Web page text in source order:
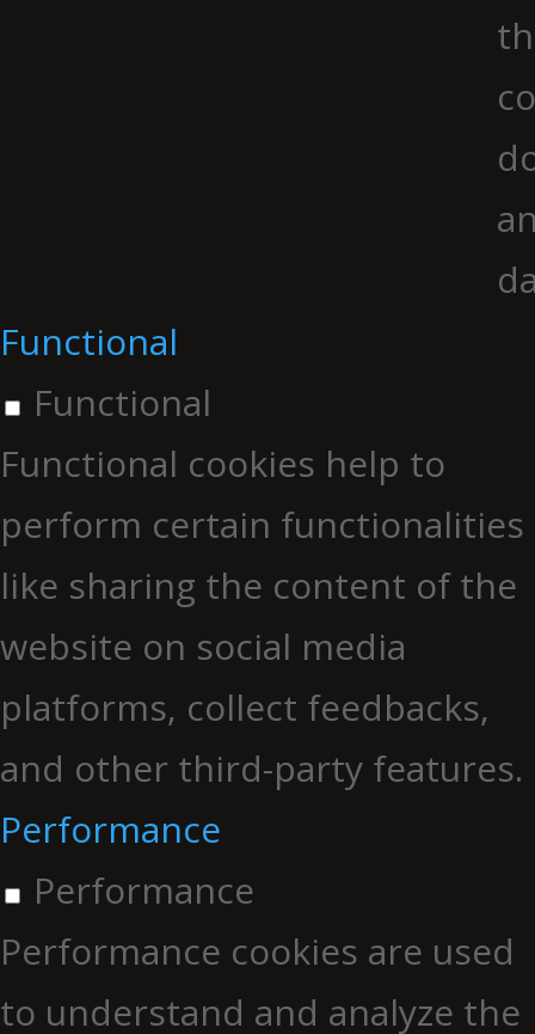
Functional
Functional
Functional cookies help to
perform certain functionalities
like sharing the content of the
website on social media
platforms, collect feedbacks,
and other third-party features.
Performance
Performance
Performance cookies are used
to understand and analyze the